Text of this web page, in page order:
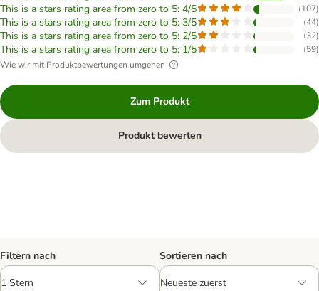
This is a stars rating area from zero to 5: 4/5 (107)
This is a stars rating area from zero to 5: 3/5 (44)
This is a stars rating area from zero to 5: 2/5 (32)
This is a stars rating area from zero to 5: 1/5 (59)
Wie wir mit Produktbewertungen umgehen
Zum Produkt
Produkt bewerten
Filtern nach Sortieren nach